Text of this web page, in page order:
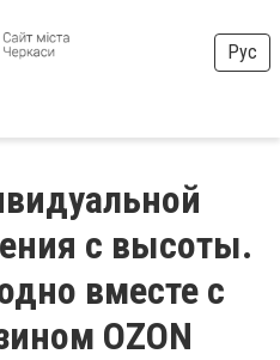
Рус
с высоты.
вместе с
OZON